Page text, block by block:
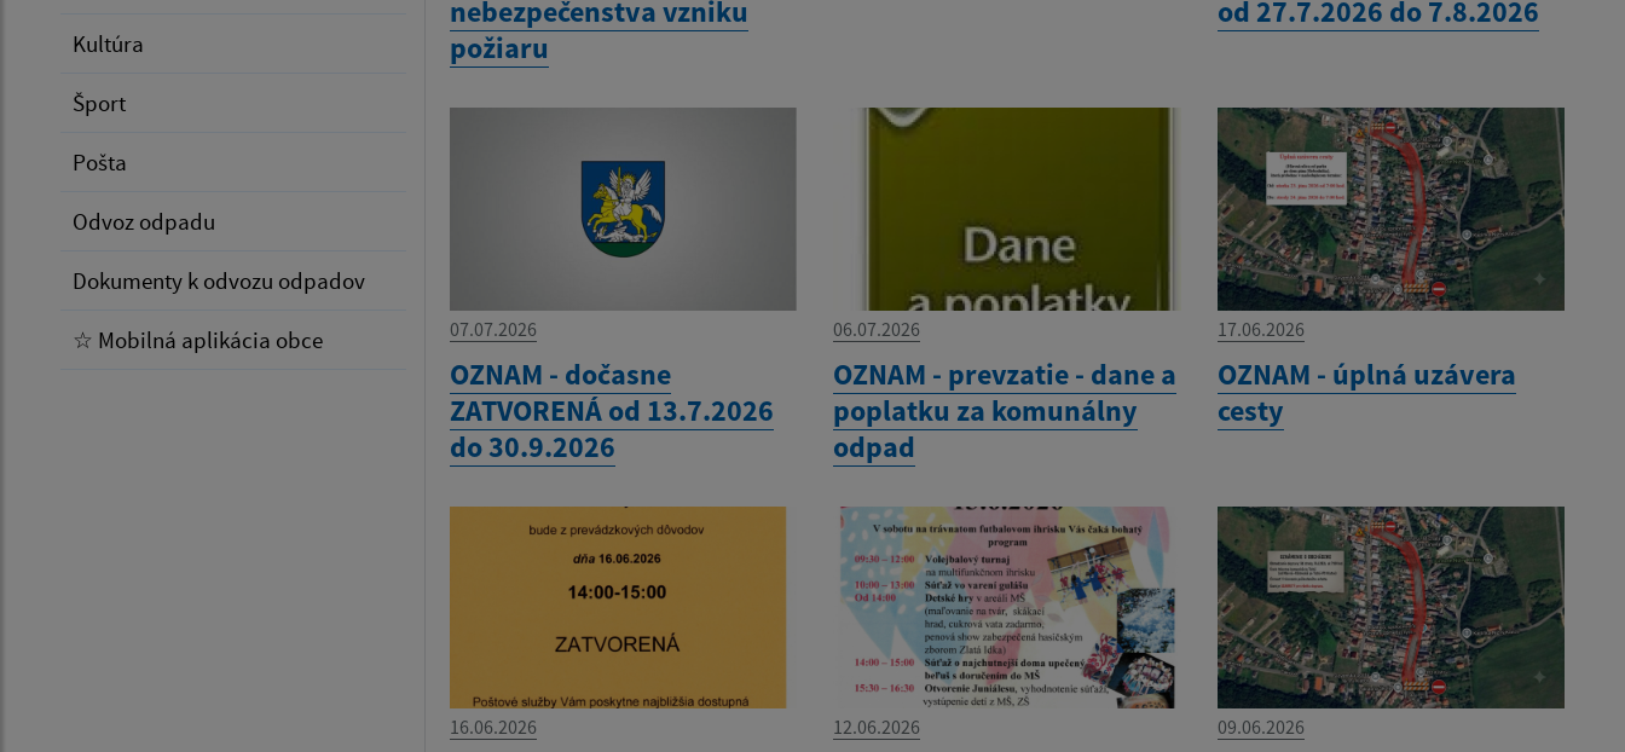
Kultúra
Šport
Pošta
Odvoz odpadu
Dokumenty k odvozu odpadov
☆ Mobilná aplikácia obce
nebezpečenstva vzniku
požiaru
od 27.7.2026 do 7.8.2026
07.07.2026
OZNAM - dočasne
ZATVORENÁ od 13.7.2026
do 30.9.2026
06.07.2026
OZNAM - prevzatie - dane a
poplatku za komunálny
odpad
17.06.2026
OZNAM - úplná uzávera
cesty
16.06.2026 12.06.2026 09.06.2026